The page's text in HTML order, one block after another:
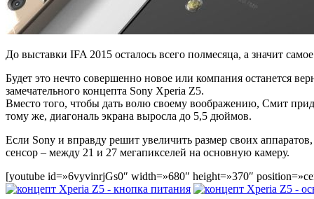
До выставки IFA 2015 осталось всего полмесяца, а значит
Будет это нечто совершенно новое или компания останется
замечательного концепта Sony Xperia Z5.
Вместо того, чтобы дать волю своему воображению, Смит
тому же, диагональ экрана выросла до 5,5 дюймов.
Если Sony и вправду решит увеличить размер своих
сенсор – между 21 и 27 мегапикселей на основную камеру.
[youtube id=»6vyvinrjGs0″ width=»680″ height=»370″